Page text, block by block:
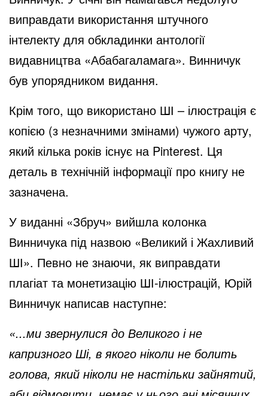
виправдати використання штучного
інтелекту для обкладинки антології
видавництва «Абабагаламага». Винничук
був упорядником видання.
Крім того, що використано ШІ – ілюстрація є
копією (з незначними змінами) чужого арту,
який кілька років існує на Pinterest. Ця
деталь в технічній інформації про книгу не
зазначена.
У виданні «Збруч» вийшла колонка
Винничука під назвою «Великий і Жахливий
ШІ». Певно не знаючи, як виправдати
плагіат та монетизацію ШІ-ілюстрацій, Юрій
Винничук написав наступне:
«...ми звернулися до Великого і не
капризного Ші, в якого ніколи не болить
голова, який ніколи не настільки зайнятий,